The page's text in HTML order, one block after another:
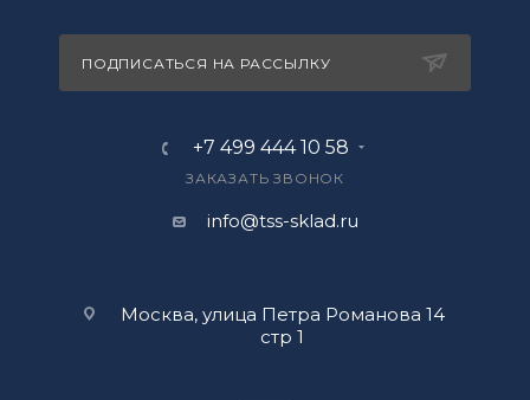
ПОДПИСАТЬСЯ НА РАССЫЛКУ
+7 499 444 10 58
ЗАКАЗАТЬ ЗВОНОК
info@tss-sklad.ru
Москва, улица Петра Романова 14
стр 1